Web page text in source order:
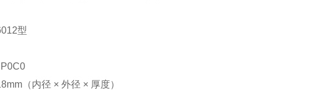
型
（内径 × 外径 × 厚度）